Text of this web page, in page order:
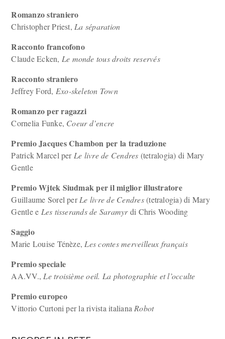
Romanzo straniero
Christopher Priest, La séparation
Racconto francofono
Claude Ecken, Le monde tous droits reservés
Racconto straniero
Jeffrey Ford, Exo-skeleton Town
Romanzo per ragazzi
Cornelia Funke, Coeur d’encre
Premio Jacques Chambon per la traduzione
Patrick Marcel per Le livre de Cendres (tetralogia) di Mary
Gentle
Premio Wjtek Siudmak per il miglior illustratore
Guillaume Sorel perLe livre de Cendres(tetralogia) di Mary
Gentle e Les tisserands de Saramyrdi Chris Wooding
Saggio
Marie Louise Ténèze, Les contes merveilleux français
Premio speciale
AA.VV., Le troisième oeil. La photographie et l’occulte
Premio europeo
Vittorio Curtoni per la rivista italiana Robot